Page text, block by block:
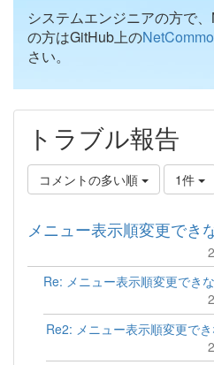
システムエンジニアの方で
の方はGitHub上の
さい。
トラブル報告
コメントの多い順 1件
メニュー表示順変更でき
Re: メニュー表示順変更でき
Re2: メニュー表示順変更で